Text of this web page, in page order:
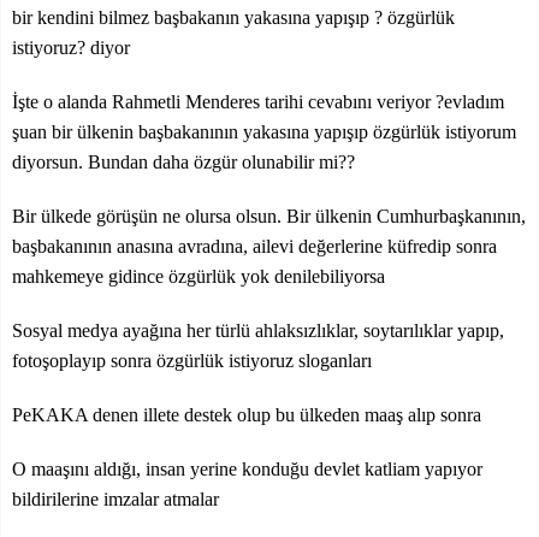
bir kendini bilmez başbakanın yakasına yapışıp ? özgürlük
istiyoruz? diyor
İşte o alanda Rahmetli Menderes tarihi cevabını veriyor ?evladım
şuan bir ülkenin başbakanının yakasına yapışıp özgürlük istiyorum
diyorsun. Bundan daha özgür olunabilir mi??
Bir ülkede görüşün ne olursa olsun. Bir ülkenin Cumhurbaşkanının,
başbakanının anasına avradına, ailevi değerlerine küfredip sonra
mahkemeye gidince özgürlük yok denilebiliyorsa
Sosyal medya ayağına her türlü ahlaksızlıklar, soytarılıklar yapıp,
fotoşoplayıp sonra özgürlük istiyoruz sloganları
PeKAKA denen illete destek olup bu ülkeden maaş alıp sonra
O maaşını aldığı, insan yerine konduğu devlet katliam yapıyor
bildirilerine imzalar atmalar